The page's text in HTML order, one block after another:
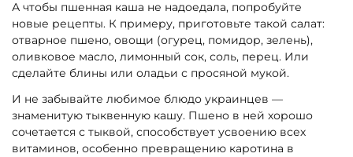
А чтобы пшенная каша не надоедала, попробуйте
новые рецепты. К примеру, приготовьте такой салат:
отварное пшено, овощи (огурец, помидор, зелень),
оливковое масло, лимонный сок, соль, перец. Или
сделайте блины или оладьи с просяной мукой.
И не забывайте любимое блюдо украинцев —
знаменитую тыквенную кашу. Пшено в ней хорошо
сочетается с тыквой, способствует усвоению всех
витаминов, особенно превращению каротина в